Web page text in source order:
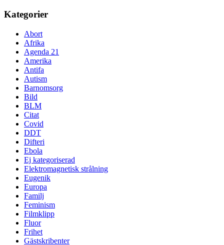
Kategorier
Abort
Afrika
Agenda 21
Amerika
Antifa
Autism
Barnomsorg
Bild
BLM
Citat
Covid
DDT
Difteri
Ebola
Ej kategoriserad
Elektromagnetisk strålning
Eugenik
Europa
Familj
Feminism
Filmklipp
Fluor
Frihet
Gästskribenter